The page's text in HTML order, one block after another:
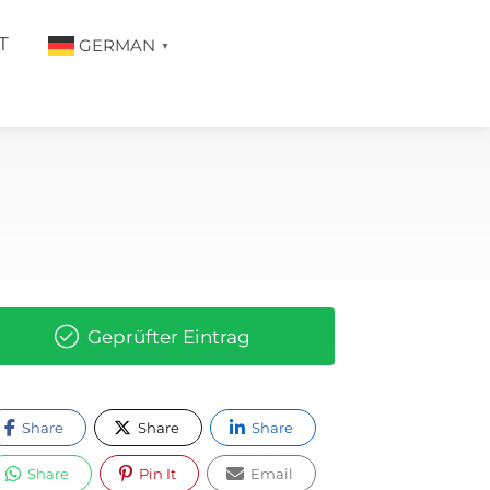
GERMAN ▼
Geprüfter Eintrag
Share Share Share
Share Pin It Email